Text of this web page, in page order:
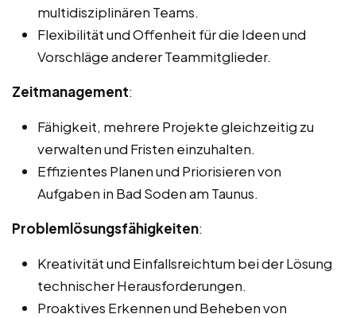
multidisziplinären Teams.
Flexibilität und Offenheit für die Ideen und
Vorschläge anderer Teammitglieder.
Zeitmanagement:
Fähigkeit, mehrere Projekte gleichzeitig zu
verwalten und Fristen einzuhalten.
Effizientes Planen und Priorisieren von
Aufgaben in Bad Soden am Taunus.
Problemlösungsfähigkeiten:
Kreativität und Einfallsreichtum bei der Lösung
technischer Herausforderungen.
Proaktives Erkennen und Beheben von